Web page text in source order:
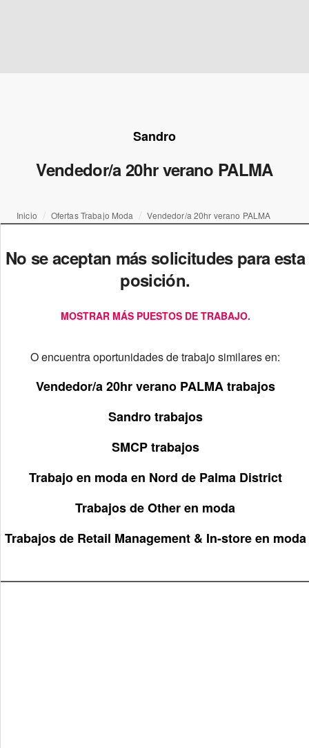
Sandro
Vendedor/a 20hr verano PALMA
Inicio Ofertas Trabajo Moda Vendedor/a 20hr verano PALMA
No se aceptan más solicitudes para esta
posición.
MOSTRAR MÁS PUESTOS DE TRABAJO.
O encuentra oportunidades de trabajo similares en:
Vendedor/a 20hr verano PALMA trabajos
Sandro trabajos
SMCP trabajos
Trabajo en moda en Nord de Palma District
Trabajos de Other en moda
Trabajos de Retail Management & In-store en moda